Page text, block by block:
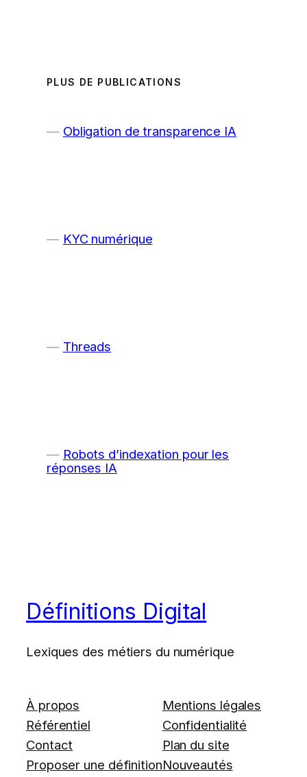
PLUS DE PUBLICATIONS
Obligation de transparence IA
KYC numérique
Threads
Robots d’indexation pour les
réponses IA
Définitions Digital
Lexiques des métiers du numérique
À propos
Référentiel
Contact
Proposer une définition
Mentions légales
Confidentialité
Plan du site
Nouveautés